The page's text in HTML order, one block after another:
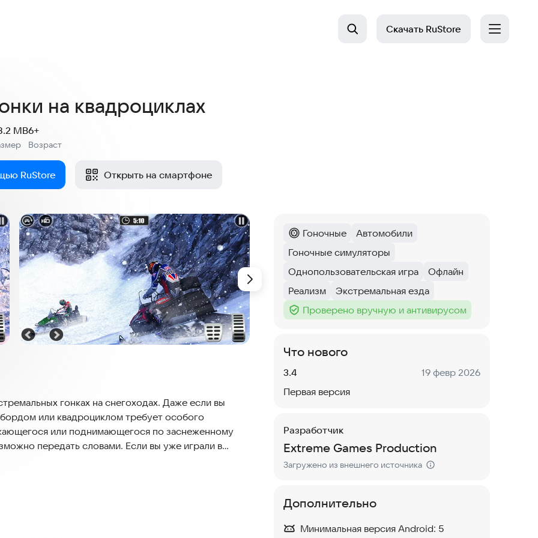
Скачать RuStore
на квадроциклах
MB
Возраст
6+
RuStore Открыть на смартфоне
гонках на снегоходах. Даже если вы
или квадроциклом требует особого
или поднимающегося по заснеженному
передать словами. Если вы уже играли в
бобслея, сейчас настало время новых
чтобы подготовиться к лыжным соревнованиям.
вас с головой.
Категория:
Гоночные
Тег:
Автомобили
Тег:
Гоночные симуляторы
Тег:
Однопользовательская игра
Тег:
Офлайн
Тег:
Реализм
Тег:
Экстремальная езда
Тег :
Проверено вручную и антивирусом
Что нового
Версия:
3.4 Дата:
19 февр 2026
Первая версия
Разработчик
Extreme Games Production
Загружено из внешнего источника
Дополнительно
Минимальная версия Android: 5